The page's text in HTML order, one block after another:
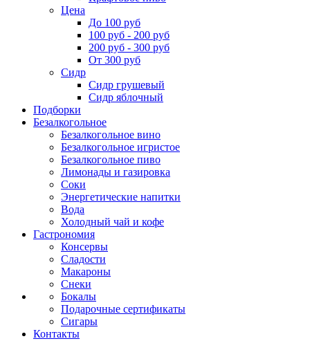
Цена
До 100 руб
100 руб - 200 руб
200 руб - 300 руб
От 300 руб
Сидр
Сидр грушевый
Сидр яблочный
Подборки
Безалкогольное
Безалкогольное вино
Безалкогольное игристое
Безалкогольное пиво
Лимонады и газировка
Соки
Энергетические напитки
Вода
Холодный чай и кофе
Гастрономия
Консервы
Сладости
Макароны
Снеки
Бокалы
Подарочные сертификаты
Сигары
Контакты